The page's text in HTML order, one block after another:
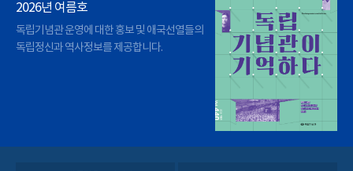
2026년 여름호
독립기념관 운영에 대한 홍보 및 애국선열들의
독립정신과 역사정보를 제공합니다.